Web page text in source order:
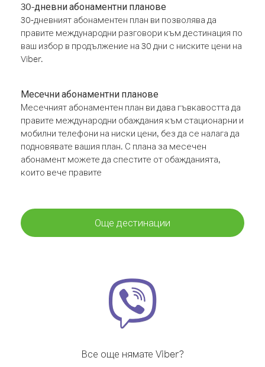
30-дневни абонаментни планове
30-дневният абонаментен план ви позволява да
правите международни разговори към дестинация по
ваш избор в продължение на 30 дни с ниските цени на
Viber.
Месечни абонаментни планове
Месечният абонаментен план ви дава гъвкавостта да
правите международни обаждания към стационарни и
мобилни телефони на ниски цени, без да се налага да
подновявате вашия план. С плана за месечен
абонамент можете да спестите от обажданията,
които вече правите
Още дестинации
Все още нямате Viber?